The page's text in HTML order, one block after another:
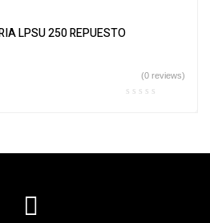
LPSU 250 REPUESTO
(0 reviews)